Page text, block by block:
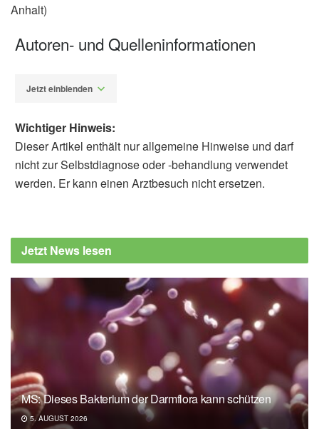
Anhalt)
Autoren- und Quelleninformationen
Jetzt einblenden
Tanaka, M.; Misawa, E. et al.: Identification of
Five Phytosterols from Aloe Vera Gel as Anti-
Pharmaceutical Bulletin, 2009, Vol. 26, Issue
7, Jstage
Brodschelm, W.: Aloe vera auf dem
Prüfstand. In: Pharmazeutische Zeitung,
2004, Ausg. 4,Pharmazeutische Zeitung
Grundmann, O.: Aloe Vera Gel Research
Review. An overview of its clinical uses and
Wichtiger Hinweis:
Dieser Artikel enthält nur allgemeine Hinweise und darf
nicht zur Selbstdiagnose oder -behandlung verwendet
werden. Er kann einen Arztbesuch nicht ersetzen.
Jetzt News lesen
MS: Dieses Bakterium der Darmflora kann schützen
5. AUGUST 2026